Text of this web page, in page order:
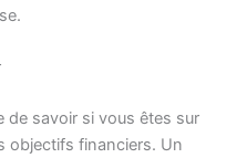
de savoir si vous êtes sur
objectifs financiers. Un